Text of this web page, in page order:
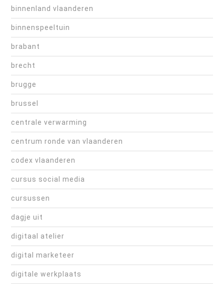
binnenland vlaanderen
binnenspeeltuin
brabant
brecht
brugge
brussel
centrale verwarming
centrum ronde van vlaanderen
codex vlaanderen
cursus social media
cursussen
dagje uit
digitaal atelier
digital marketeer
digitale werkplaats